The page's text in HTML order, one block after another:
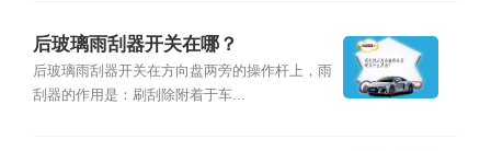
后玻璃雨刮器开关在哪？
后玻璃雨刮器开关在方向盘两旁的操作杆上，雨
刮器的作用是：刷刮除附着于车...